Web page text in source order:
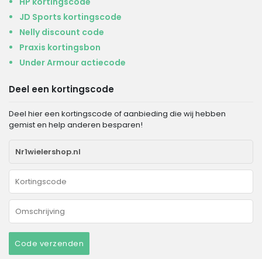
JD Sports kortingscode
Nelly discount code
Praxis kortingsbon
Under Armour actiecode
Deel een kortingscode
Deel hier een kortingscode of aanbieding die wij hebben
gemist en help anderen besparen!
Code verzenden